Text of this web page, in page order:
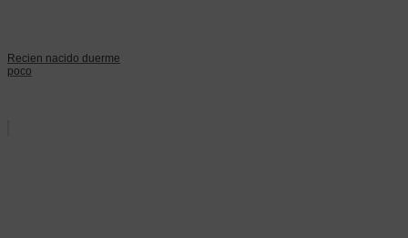
Recien nacido duerme
poco